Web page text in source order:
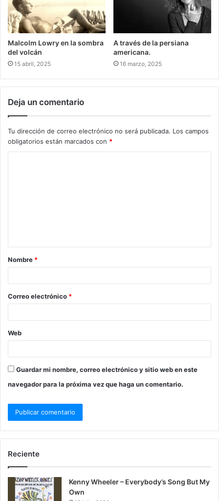
Malcolm Lowry en la sombra
del volcán
15 abril, 2025
A través de la persiana
americana.
16 marzo, 2025
Deja un comentario
Tu dirección de correo electrónico no será publicada. Los campos
obligatorios están marcados con *
Nombre *
Correo electrónico *
Web
Guardar mi nombre, correo electrónico y sitio web en este
navegador para la próxima vez que haga un comentario.
Reciente
Kenny Wheeler – Everybody’s Song But My
Own